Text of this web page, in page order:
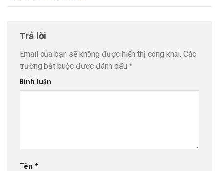
Trả lời
Email của bạn sẽ không được hiển thị công khai. Các
trường bắt buộc được đánh dấu *
Bình luận
Tên *